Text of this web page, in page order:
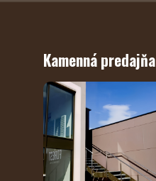
Kamenná predajňa